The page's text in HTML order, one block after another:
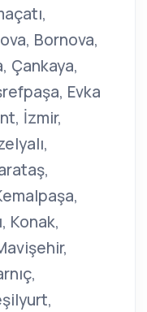
Bornova,
Çankaya,
Evka
İzmir,
Konak,